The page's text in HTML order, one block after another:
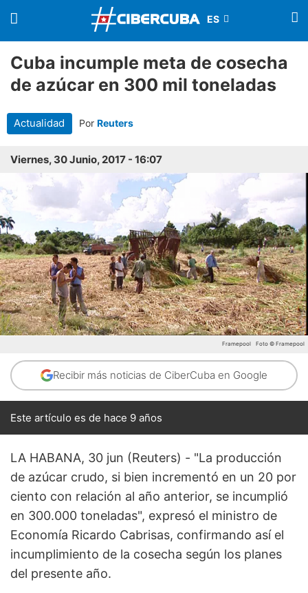
Cuba incumple meta de cosecha
de azúcar en 300 mil toneladas
Actualidad Por Reuters
Viernes, 30 Junio, 2017 - 16:07
Framepool Foto © Framepool
Recibir más noticias de CiberCuba en Google
Este artículo es de hace 9 años
LA HABANA, 30 jun (Reuters) - "La producción
de azúcar crudo, si bien incrementó en un 20 por
ciento con relación al año anterior, se incumplió
en 300.000 toneladas", expresó el ministro de
Economía Ricardo Cabrisas, confirmando así el
incumplimiento de la cosecha según los planes
del presente año.